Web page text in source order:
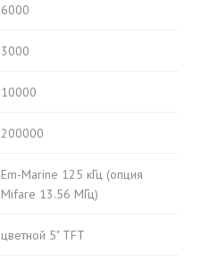
6000
3000
10000
200000
Em-Marine 125 кГц (опция
Mifare 13.56 МГц)
цветной 5" TFT